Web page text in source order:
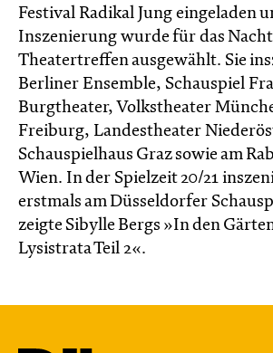
Festival Radikal Jung eingeladen
Inszenierung wurde für das
Theatertreffen ausgewählt. Sie
Berliner Ensemble, Schauspiel
Burgtheater, Volkstheater
Freiburg, Landestheater
Schauspielhaus Graz sowie am
Wien. In der Spielzeit 20/21
erstmals am Düsseldorfer
zeigte Sibylle Bergs »In den
Lysistrata Teil 2«.